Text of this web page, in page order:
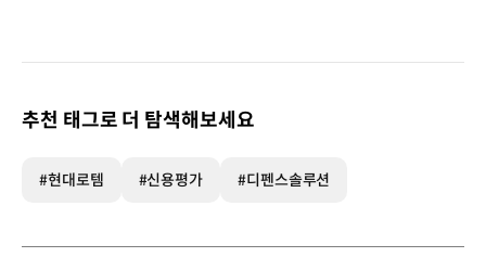
추천 태그로 더 탐색해보세요
#현대로템 #신용평가 #디펜스솔루션